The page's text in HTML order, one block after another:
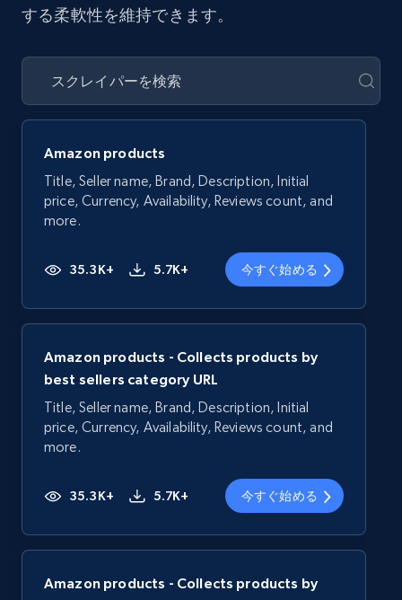
する柔軟性を維持できます。
Amazon products
Title, Seller name, Brand, Description, Initial
price, Currency, Availability, Reviews count, and
more.
35.3K+ 5.7K+ 今すぐ始める
Amazon products - Collects products by
best sellers category URL
Title, Seller name, Brand, Description, Initial
price, Currency, Availability, Reviews count, and
more.
35.3K+ 5.7K+ 今すぐ始める
Amazon products - Collects products by